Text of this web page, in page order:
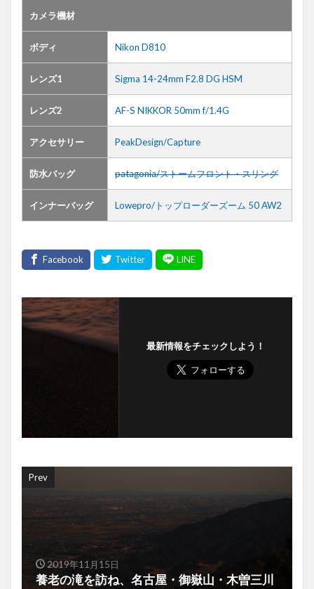
カメラ機材
ボディ Nikon D810
レンズ1 Sigma 14-24mm F2.8 DG HSM
レンズ2 AF-S NIKKOR 50mm f/1.4G
アクセサリー PeakDesign/Capture
防水バッグ patagonia/ストームフロント・スリング
インナーバッグ Lowepro/トップローダーズーム 50 AW2
最新情報をチェックしよう！
Prev
2019年11月15日
養老の滝を訪ね、名古屋・御嶽山・木曽三川